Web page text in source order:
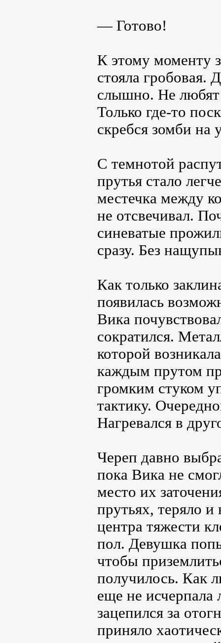
— Готово!
К этому моменту
стояла гробовая.
слышно. Не любят
Только где-то
скребся зомби на
С темнотой
прутья стало
местечка между
не отсвечивал.
синеватые
сразу. Без
Как только
появилась
Вика
сократился.
которой
каждым прутом
громким стуком
тактику.
Нагревался в
Череп давно
пока Вика не
место их
прутьях, теряло
центра тяжести
пол. Девушка
чтобы
получилось. Как
еще не
зацепился за
приняло